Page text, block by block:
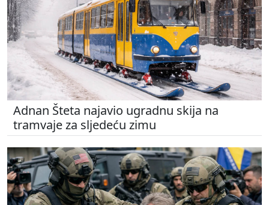
Adnan Šteta najavio ugradnu skija na
tramvaje za sljedeću zimu